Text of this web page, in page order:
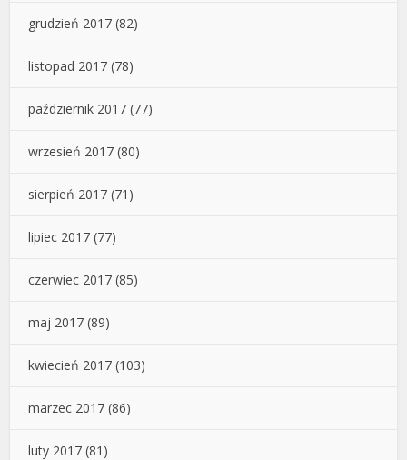
grudzień 2017 (82)
listopad 2017 (78)
październik 2017 (77)
wrzesień 2017 (80)
sierpień 2017 (71)
lipiec 2017 (77)
czerwiec 2017 (85)
maj 2017 (89)
kwiecień 2017 (103)
marzec 2017 (86)
luty 2017 (81)